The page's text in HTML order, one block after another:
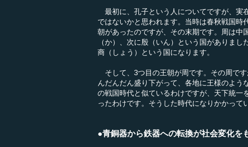
最初に、孔子という人についてですが、実
ではないかと思われます。当時は春秋戦国時
朝があったのですが、その末期です。周は中
（か）、次に殷（いん）という国がありま
商（しょう）という国になります。
そして、3つ目の王朝が周です。その周で
んだんだん盛り下がって、各地に王様のよ
の戦国時代と似ているわけですが、天下統一
ったわけです。そうした時代になりかかって
●青銅器から鉄器への転換が社会変化を